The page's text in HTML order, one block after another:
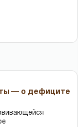
— о дефиците